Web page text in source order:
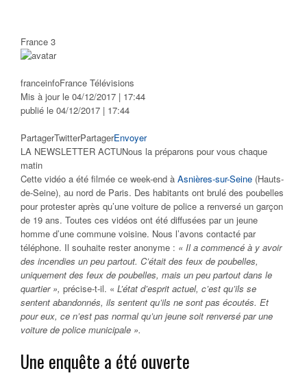
France 3
franceinfoFrance Télévisions
Mis à jour le 04/12/2017 | 17:44
publié le 04/12/2017 | 17:44
PartagerTwitterPartagerEnvoyer
LA NEWSLETTER ACTUNous la préparons pour vous chaque
matin
Cette vidéo a été filmée ce week-end à Asnières-sur-Seine (Hauts-
de-Seine), au nord de Paris. Des habitants ont brulé des poubelles
pour protester après qu’une voiture de police a renversé un garçon
de 19 ans. Toutes ces vidéos ont été diffusées par un jeune
homme d’une commune voisine. Nous l’avons contacté par
téléphone. Il souhaite rester anonyme : « Il a commencé à y avoir
des incendies un peu partout. C’était des feux de poubelles,
uniquement des feux de poubelles, mais un peu partout dans le
quartier », précise-t-il. « L’état d’esprit actuel, c’est qu’ils se
sentent abandonnés, ils sentent qu’ils ne sont pas écoutés. Et
pour eux, ce n’est pas normal qu’un jeune soit renversé par une
voiture de police municipale ».
Une enquête a été ouverte